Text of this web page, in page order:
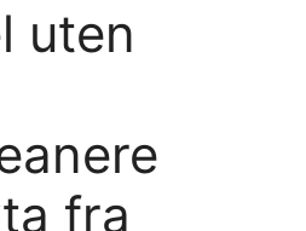
uten
fra